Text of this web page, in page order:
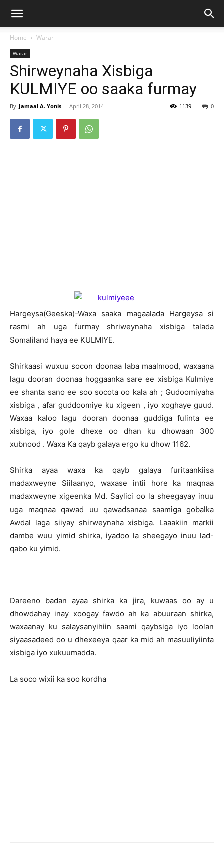
Home Warar
Warar
Shirweynaha Xisbiga
KULMIYE oo saaka furmay
By Jamaal A. Yonis - April 28, 2014 0
1139
Hargeysa(Geeska)-Waxa saaka magaalada Hargeysa si
rasmi ah uga furmay shriweynaha xisbiga talada
Somaliland haya ee KULMIYE.
Shirkaasi wuxuu socon doonaa laba maalmood, waxaana
lagu dooran doonaa hoggaanka sare ee xisbiga Kulmiye
ee shanta sano ee soo socota oo kala ah ; Gudoomiyaha
xisbiga , afar guddoomiye ku xigeen , iyo xoghaye guud.
Waxaa kaloo lagu dooran doonaa guddiga fulinta ee
xisbiga, iyo gole dhexe oo dhan ku dhowaan 300
xubnood . Waxa Ka qayb galaya ergo ku dhow 1162.
Shirka ayaa waxa ka qayb galaya furitaankiisa
madaxweyne Siilaanyo, waxase intii hore ka maqnaa
madaxweyne xigeenka Md. Saylici oo la sheegayay inuu
uga maqnaa qawad uu qawadsanaa saamiga gobalka
Awdal laga siiyay shirweynaha xisbiga. Laaakiin markii
dambe wuu yimid shirka, iyadoo la sheegayo inuu lad-
qabo ku yimid.
Dareeno badan ayaa shirka ka jira, kuwaas oo ay u
dhowdahay inay xoogay fawdo ah ka abuuraan shirka,
waxaanay ku salaysanyihiin saami qaybsiga iyo loolan
siyaasadeed oo u dhexeeya qaar ka mid ah masuuliyiinta
xisbiga iyo xukuumadda.
La soco wixii ka soo kordha